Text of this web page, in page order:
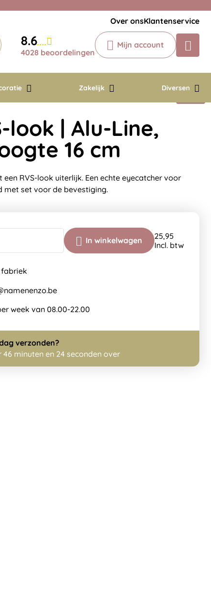
Over onsKlantenservice
8.6
4028 beoordelingen
Mijn account
Zakelijk Diversen
Chatbot
Chat 24/7 met onze chatbot voor
Contact
look | Alu-Line,
16 cm
een RVS-look uiterlijk. Een echte eyecatcher voor
met set voor de bevestiging.
In winkelwagen
25,95
Incl. btw
fabriek
week van 08.00-22.00
verzonden?
46 minuten en 24 seconden over